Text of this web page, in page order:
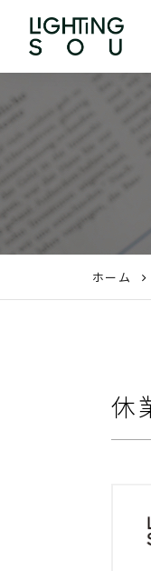
ホーム
休